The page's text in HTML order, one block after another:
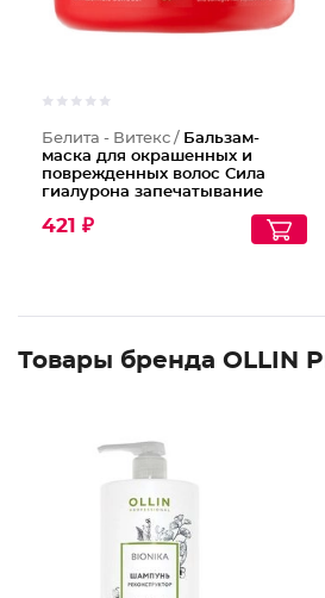
Белита - Витекс / Бальзам-
маска для окрашенных и
поврежденных волос Сила
гиалурона запечатывание
421 ₽
Товары бренда OLLIN